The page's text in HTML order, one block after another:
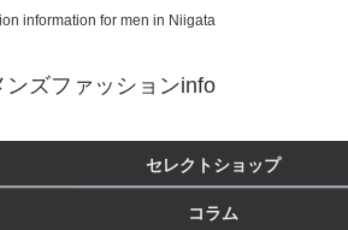
information for men in Niigata
ンズファッションinfo
セレクトショップ
コラム